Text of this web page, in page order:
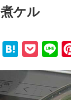
ケル
F
H
e
n
P
et
Li
e